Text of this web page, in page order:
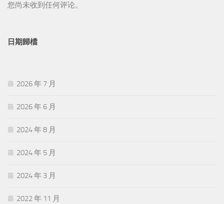
您尚未收到任何评论。
日期歸檔
2026 年 7 月
2026 年 6 月
2024 年 8 月
2024 年 5 月
2024 年 3 月
2022 年 11 月